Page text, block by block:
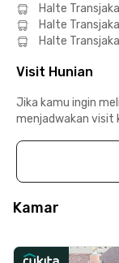
Halte
Halte
Halte
Visit Hunian
Jika kamu ingin
menjadwakan visit
Kamar